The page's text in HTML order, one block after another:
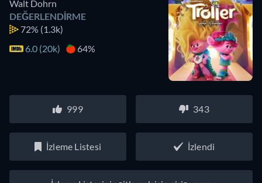
Walt Dohrn
DEĞERLENDIRME
72% (1.3k)
6.0 (20k)
64%
999 343
İzleme Listesi İzlendi